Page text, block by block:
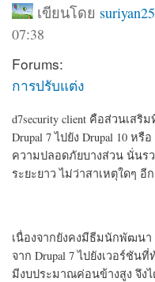
เขียนโดย
07:38
Forums:
การปรับแต่ง
d7security client คือส่วนเสริ
Drupal 7 ไปยัง Drupal 10 หรื
ความปลอดภัยบางส่วน นั่นรว
ระยะยาว ไม่ว่าสาเหตุใดๆ อี
เนื่องจากยังคงมีธีมนักพัฒนา
จาก Drupal 7 ไปยังเวอร์ชัน
มีงบประมาณค่อนข้างสูง จึง